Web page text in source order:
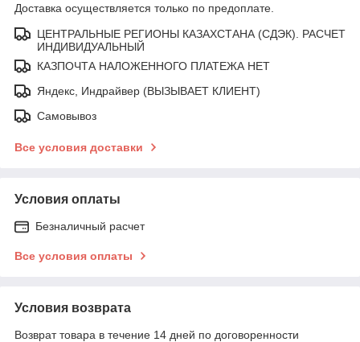
Доставка осуществляется только по предоплате.
ЦЕНТРАЛЬНЫЕ РЕГИОНЫ КАЗАХСТАНА (СДЭК). РАСЧЕТ
ИНДИВИДУАЛЬНЫЙ
КАЗПОЧТА НАЛОЖЕННОГО ПЛАТЕЖА НЕТ
Яндекс, Индрайвер (ВЫЗЫВАЕТ КЛИЕНТ)
Самовывоз
Все условия доставки
Условия оплаты
Безналичный расчет
Все условия оплаты
Условия возврата
Возврат товара в течение 14 дней по договоренности